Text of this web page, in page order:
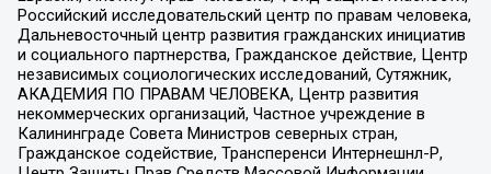
Российский исследовательский центр по правам человека,
Дальневосточный центр развития гражданских инициатив
и социального партнерства, Гражданское действие, Центр
независимых социологических исследований, Сутяжник,
АКАДЕМИЯ ПО ПРАВАМ ЧЕЛОВЕКА, Центр развития
некоммерческих организаций, Частное учреждение в
Калининграде Совета Министров северных стран,
Гражданское содействие, Трансперенси Интернешнл-Р,